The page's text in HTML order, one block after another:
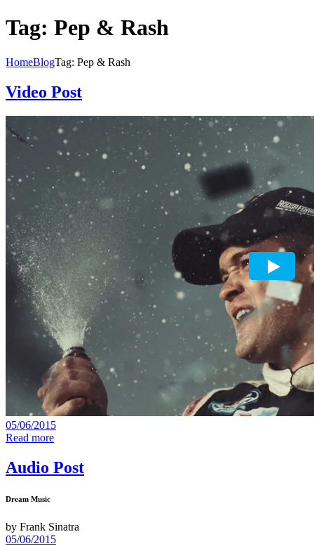
Tag: Pep & Rash
HomeBlogTag: Pep & Rash
Video Post
05/06/2015
Read more
Audio Post
Dream Music
by Frank Sinatra
05/06/2015